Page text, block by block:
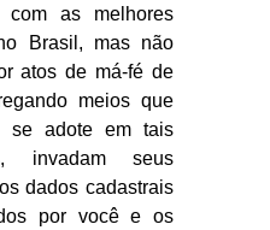
as melhores
Brasil, mas não
atos de má-fé de
meios que
se adote em tais
invadam seus
dados cadastrais
por você e os